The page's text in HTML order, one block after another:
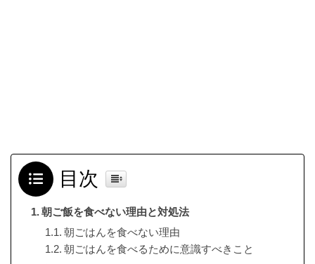
目次
朝ご飯を食べない理由と対処法
朝ごはんを食べない理由
朝ごはんを食べるために意識すべきこと